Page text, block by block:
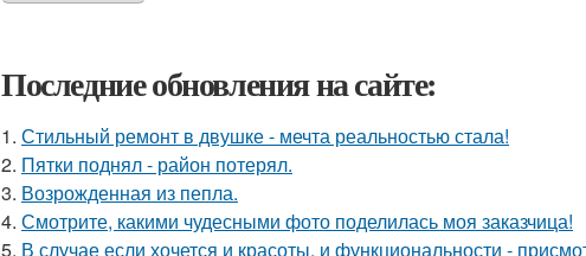
Последние обновления на сайте:
1. Стильный ремонт в двушке - мечта реальностью стала!
2. Пятки поднял - район потерял.
3. Возрожденная из пепла.
4. Смотрите, какими чудесными фото поделилась моя заказчица!
5. В случае если хочется и красоты, и функциональности -